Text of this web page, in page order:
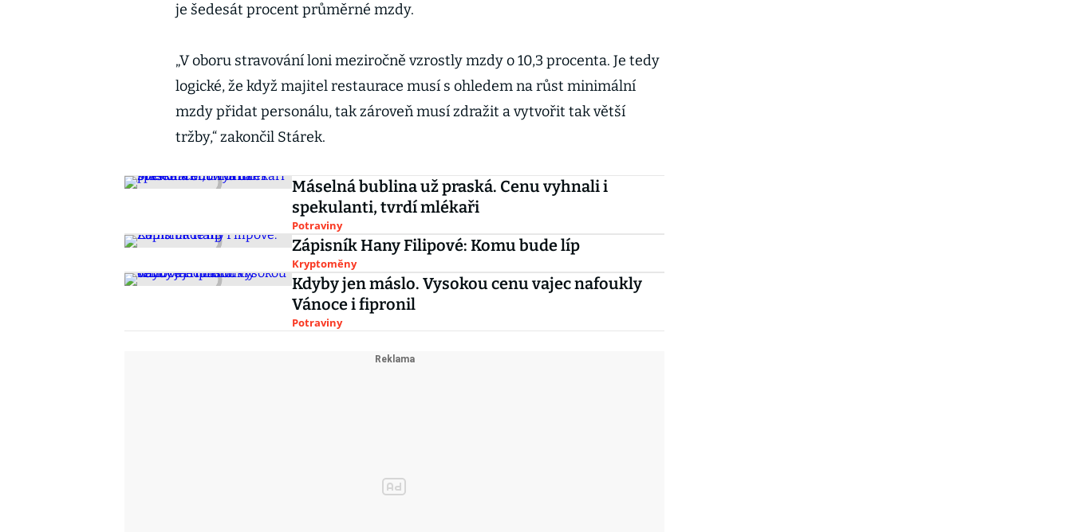
je šedesát procent průměrné mzdy.
„V oboru stravování loni meziročně vzrostly mzdy o 10,3 procenta. Je tedy
logické, že když majitel restaurace musí s ohledem na růst minimální
mzdy přidat personálu, tak zároveň musí zdražit a vytvořit tak větší
tržby,“ zakončil Stárek.
Máselná bublina už praská. Cenu vyhnali i
spekulanti, tvrdí mlékaři
Potraviny
Zápisník Hany Filipové: Komu bude líp
Kryptoměny
Kdyby jen máslo. Vysokou cenu vajec nafoukly
Vánoce i fipronil
Potraviny